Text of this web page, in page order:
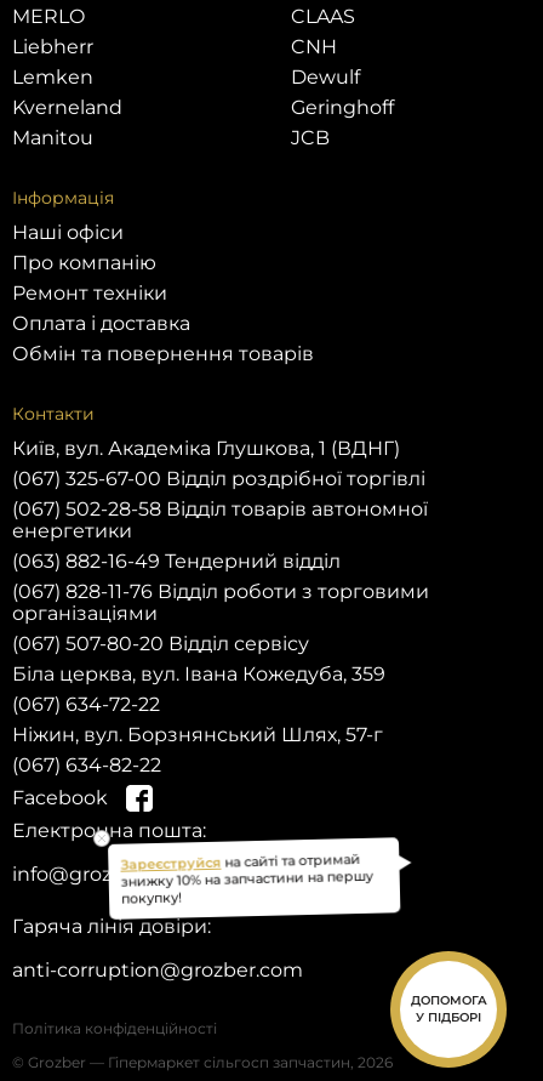
ДОПОМОГА
У ПІДБОРІ
MERLO
Liebherr
Lemken
Kverneland
Manitou
CLAAS
CNH
Dewulf
Geringhoff
JCB
Інформація
Наші офіси
Про компанію
Ремонт техніки
Оплата і доставка
Обмін та повернення товарів
Контакти
Київ, вул. Академіка Глушкова, 1 (ВДНГ)
(067) 325-67-00 Відділ роздрібної торгівлі
(067) 502-28-58 Відділ товарів автономної
енергетики
(063) 882-16-49 Тендерний відділ
(067) 828-11-76 Відділ роботи з торговими
організаціями
(067) 507-80-20 Відділ сервісу
Біла церква, вул. Івана Кожедуба, 359
(067) 634-72-22
Ніжин, вул. Борзнянський Шлях, 57-г
(067) 634-82-22
Facebook
Електронна пошта:
info@grozber.com
Гаряча лінія довіри:
anti-corruption@grozber.com
© Grozber — Гіпермаркет сільгосп запчастин, 2026
Політика конфіденційності
Зареєструйсяна сайті та отримай
знижку 10% на запчастини на першу
покупку!